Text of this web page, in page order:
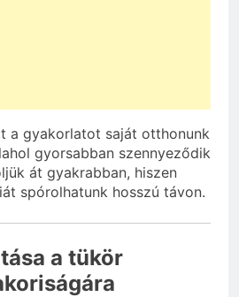
a gyakorlatot saját otthonunk
gyorsabban szennyeződik
át gyakrabban, hiszen
spórolhatunk hosszú távon.
a tükör